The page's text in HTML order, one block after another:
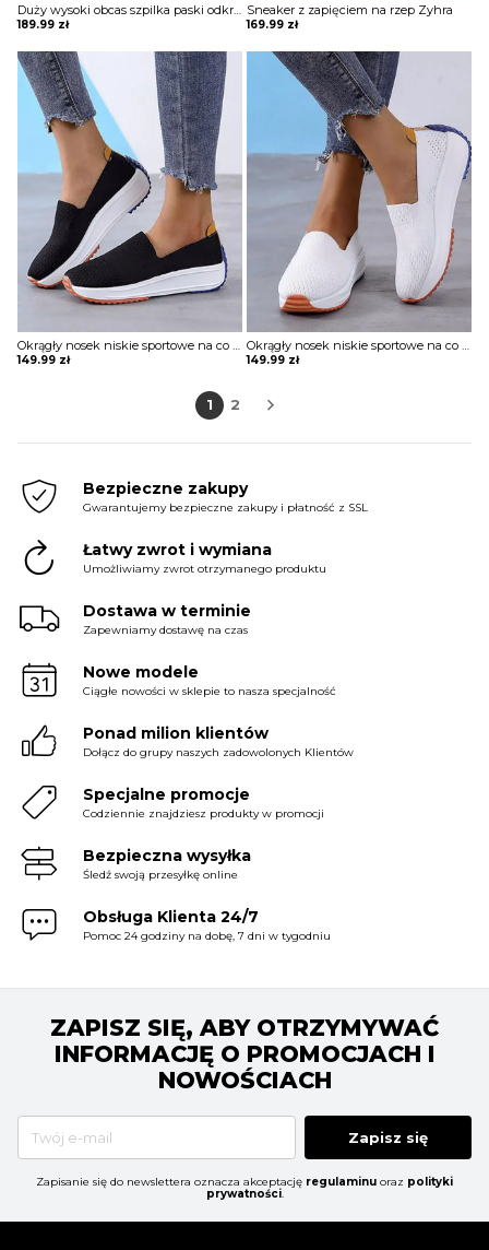
189.99 zł
Sneaker z zapięciem na rzep Zyhra
169.99 zł
Okrągły nosek niskie sportowe na co dzień jednolite casual damskie buty Athanassia
149.99 zł
Okrągły nosek niskie sportowe na co dzień jednolite casual damskie buty Athanassia
149.99 zł
1 2
Bezpieczne zakupy
Gwarantujemy bezpieczne zakupy i płatność z SSL
Łatwy zwrot i wymiana
Umożliwiamy zwrot otrzymanego produktu
Dostawa w terminie
Zapewniamy dostawę na czas
Nowe modele
Ciągłe nowości w sklepie to nasza specjalność
Ponad milion klientów
Dołącz do grupy naszych zadowolonych Klientów
Specjalne promocje
Codziennie znajdziesz produkty w promocji
Bezpieczna wysyłka
Śledź swoją przesyłkę online
Obsługa Klienta 24/7
Pomoc 24 godziny na dobę, 7 dni w tygodniu
ZAPISZ SIĘ, ABY OTRZYMYWAĆ
INFORMACJĘ O PROMOCJACH I
NOWOŚCIACH
Zapisz się
Zapisanie się do newslettera oznacza akceptację regulaminu oraz polityki
prywatności.